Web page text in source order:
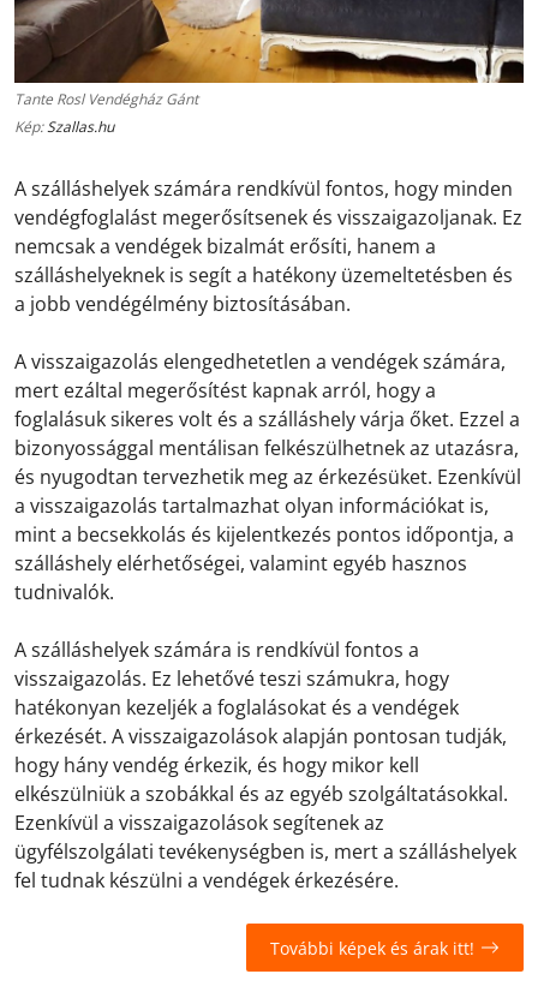
Tante Rosl Vendégház Gánt
Kép:Szallas.hu
A szálláshelyek számára rendkívül fontos, hogy minden
vendégfoglalást megerősítsenek és visszaigazoljanak. Ez
nemcsak a vendégek bizalmát erősíti, hanem a
szálláshelyeknek is segít a hatékony üzemeltetésben és
a jobb vendégélmény biztosításában.
A visszaigazolás elengedhetetlen a vendégek számára,
mert ezáltal megerősítést kapnak arról, hogy a
foglalásuk sikeres volt és a szálláshely várja őket. Ezzel a
bizonyossággal mentálisan felkészülhetnek az utazásra,
és nyugodtan tervezhetik meg az érkezésüket. Ezenkívül
a visszaigazolás tartalmazhat olyan információkat is,
mint a becsekkolás és kijelentkezés pontos időpontja, a
szálláshely elérhetőségei, valamint egyéb hasznos
tudnivalók.
A szálláshelyek számára is rendkívül fontos a
visszaigazolás. Ez lehetővé teszi számukra, hogy
hatékonyan kezeljék a foglalásokat és a vendégek
érkezését. A visszaigazolások alapján pontosan tudják,
hogy hány vendég érkezik, és hogy mikor kell
elkészülniük a szobákkal és az egyéb szolgáltatásokkal.
Ezenkívül a visszaigazolások segítenek az
ügyfélszolgálati tevékenységben is, mert a szálláshelyek
fel tudnak készülni a vendégek érkezésére.
További képek és árak itt!